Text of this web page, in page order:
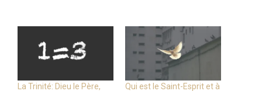
La Trinité: Dieu le Père,
Qui est le Saint-Esprit et à